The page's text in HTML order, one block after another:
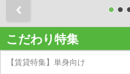
こだわり特集
【賃貸特集】単身向け